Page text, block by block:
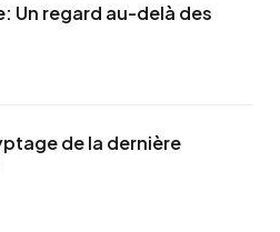
Un regard au-delà des
de la dernière